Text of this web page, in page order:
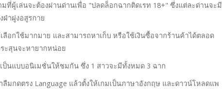
กมที่ผู้เล่นจะต้องผ่านด่านเพื่อ "ปลดล็อกฉากติดเรท 18+" ซึ่งแต่ละด่านจะมี
าฝูงอสูรกาย
ลือกใช้มากมาย และสามารถหาเก็บ หรือใช้เงินซื้อจากร้านค้าได้ตลอด
ะสุนจะหายากหน่อย
ป็นแบบอนิเมชั่นให้ชมกัน ซึ่ง 1 สาวจะมีทั้งหมด 3 ฉาก
ลืมกดตรง Language แล้วตั้งให้เกมเป็นภาษาอังกฤษ และดาวน์โหลดแพ